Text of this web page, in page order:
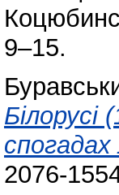
9–15.
Білорусі
2076-